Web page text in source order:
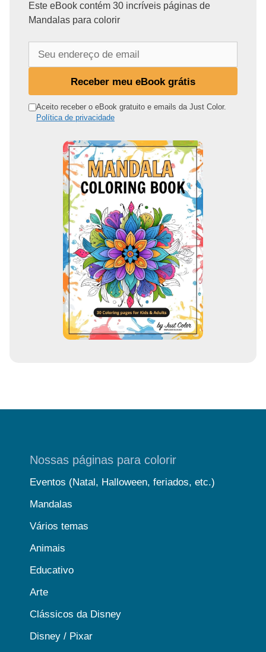
Este eBook contém 30 incríveis páginas de
Mandalas para colorir
n
Receber meu eBook grátis
Aceito receber o eBook gratuito e emails da Just Color.
Política de privacidade
Nossas páginas para colorir
Eventos (Natal, Halloween, feriados, etc.)
Mandalas
Vários temas
Animais
Educativo
Arte
Clássicos da Disney
Disney / Pixar